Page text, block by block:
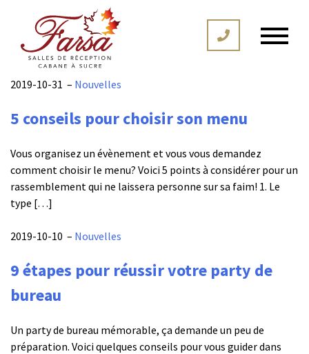
2019-10-31 – Nouvelles
5 conseils pour choisir son menu
Vous organisez un évènement et vous vous demandez
comment choisir le menu? Voici 5 points à considérer pour un
rassemblement qui ne laissera personne sur sa faim! 1. Le
type […]
2019-10-10 – Nouvelles
9 étapes pour réussir votre party de
bureau
Un party de bureau mémorable, ça demande un peu de
préparation. Voici quelques conseils pour vous guider dans